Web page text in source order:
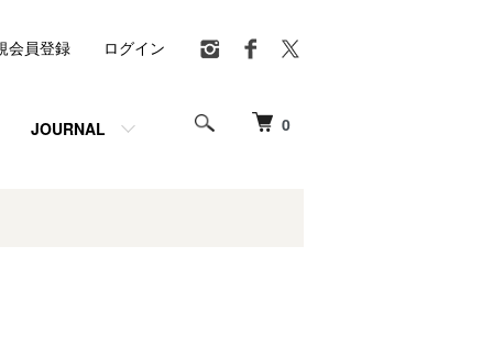
0
JOURNAL
会員登録 ログイン